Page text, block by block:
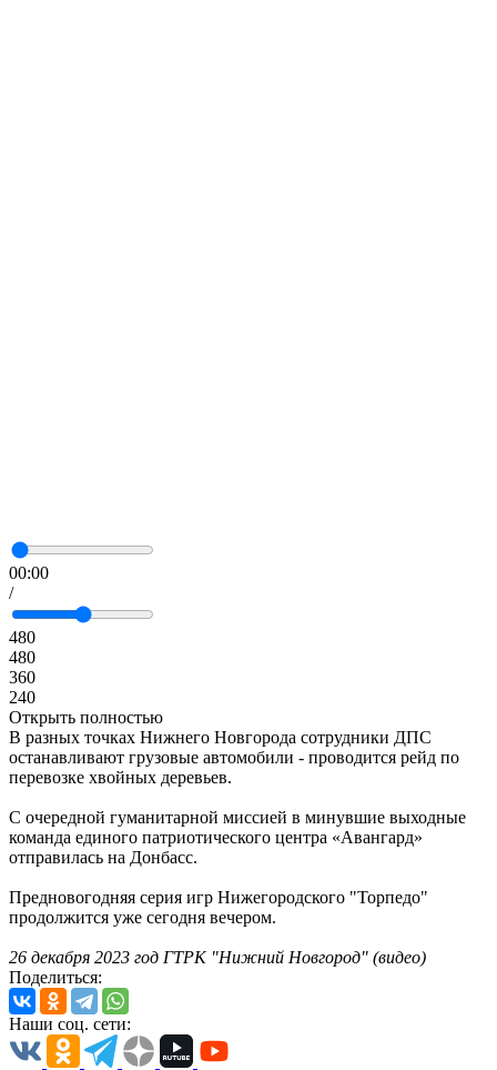
00:00
/
480
480
360
240
Открыть полностью
В разных точках Нижнего Новгорода сотрудники ДПС
останавливают грузовые автомобили - проводится рейд по
перевозке хвойных деревьев.
С очередной гуманитарной миссией в минувшие выходные
команда единого патриотического центра «Авангард»
отправилась на Донбасс.
Предновогодняя серия игр Нижегородского "Торпедо"
продолжится уже сегодня вечером.
26 декабря 2023 год ГТРК "Нижний Новгород" (видео)
Поделиться:
Наши соц. сети: